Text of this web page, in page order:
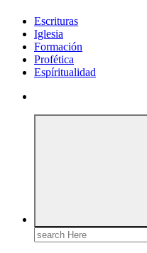
Escrituras
Iglesia
Formación
Profética
Espíritualidad
Search
for: